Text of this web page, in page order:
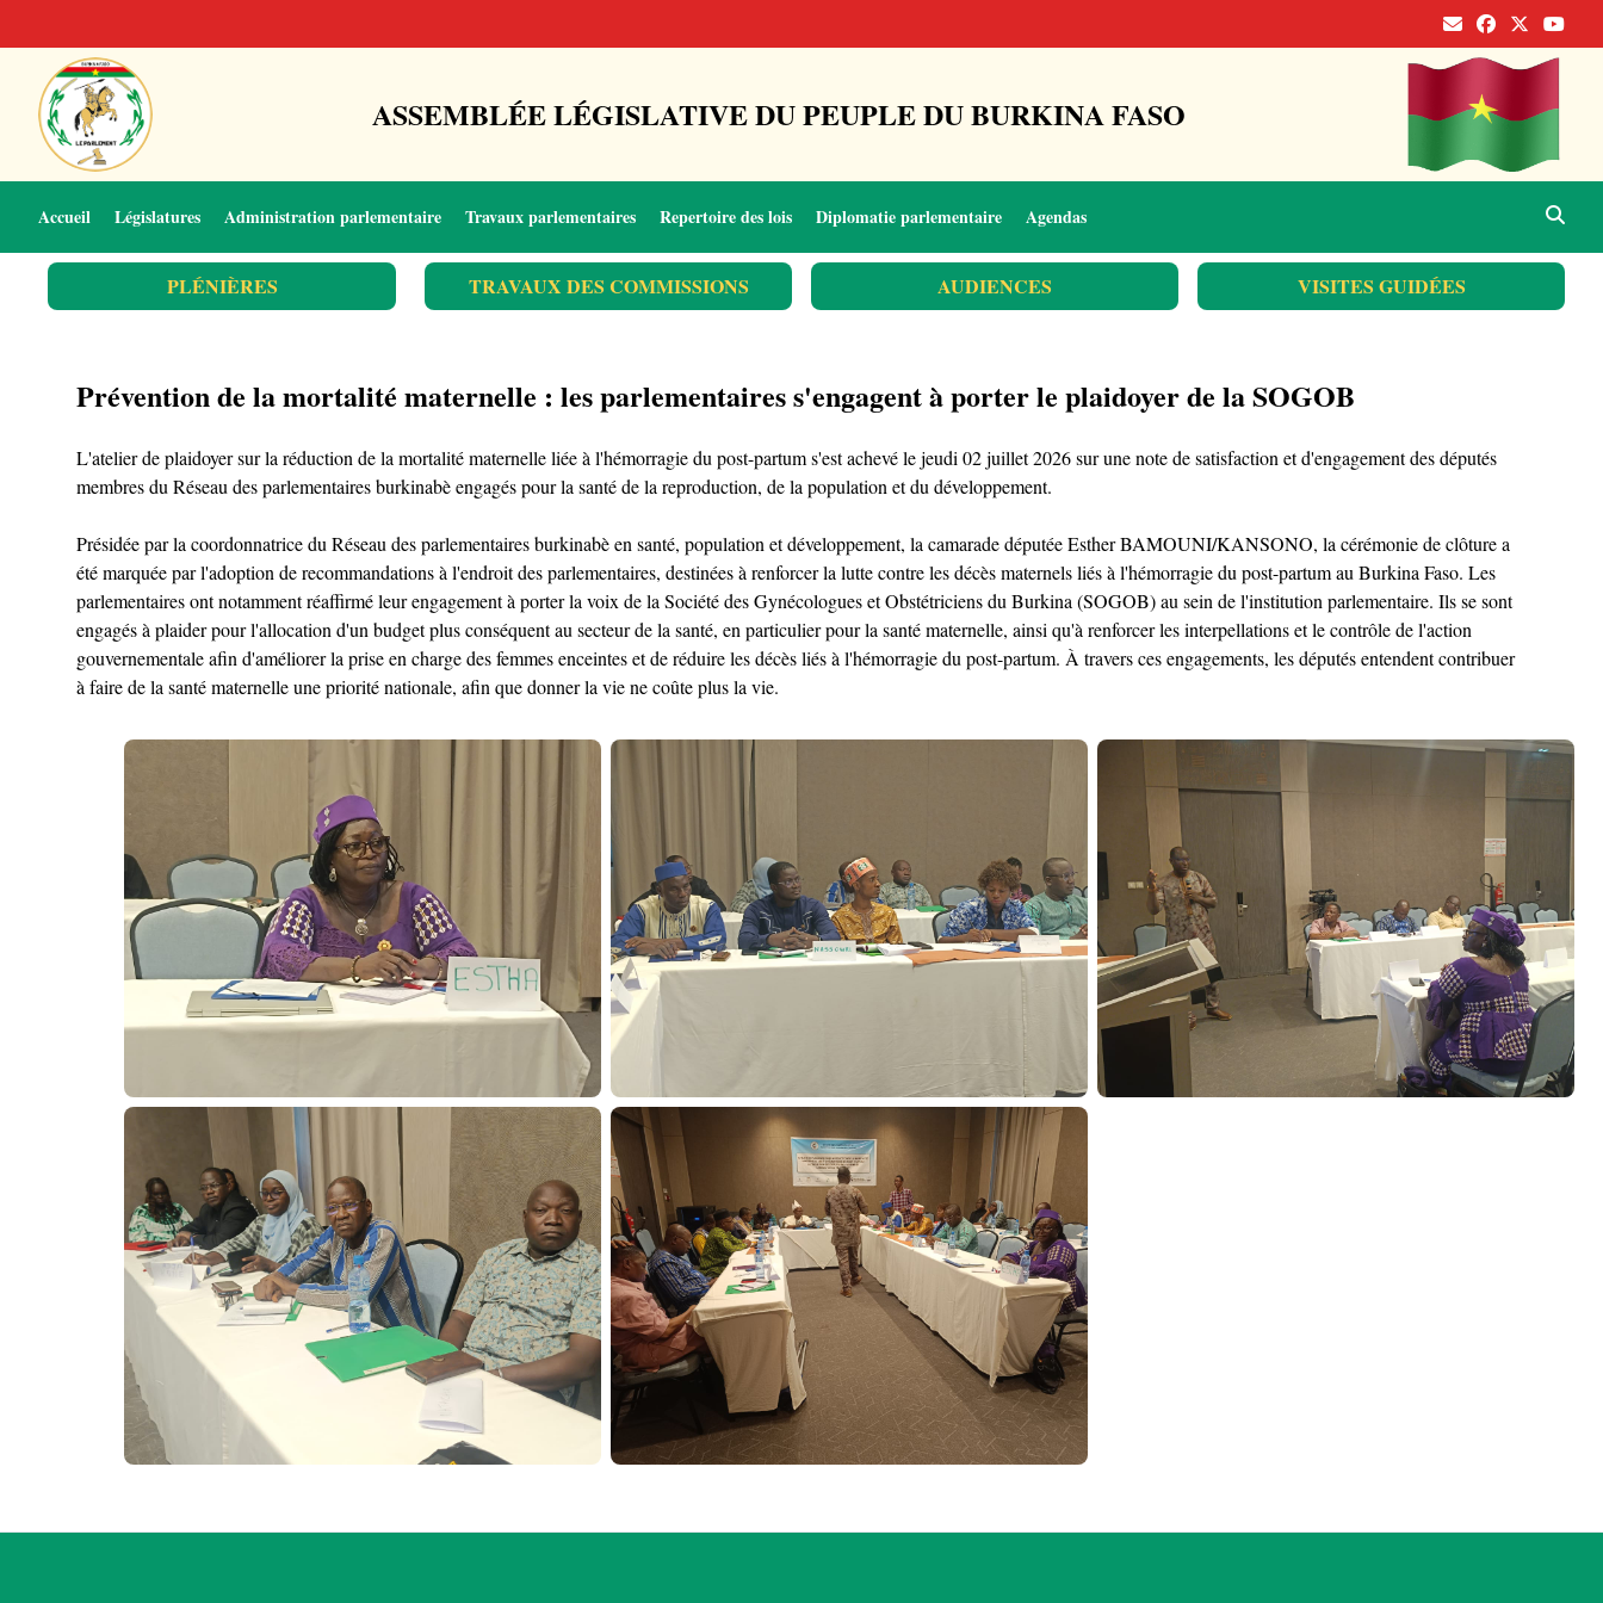
ASSEMBLÉE LÉGISLATIVE DU PEUPLE DU BURKINA FASO
Accueil Législatures Administration parlementaire Travaux parlementaires Repertoire des lois Diplomatie parlementaire Agendas
PLÉNIÈRES TRAVAUX DES COMMISSIONS AUDIENCES VISITES GUIDÉES
Prévention de la mortalité maternelle : les parlementaires s'engagent à porter le plaidoyer de la SOGOB
L'atelier de plaidoyer sur la réduction de la mortalité maternelle liée à l'hémorragie du post-partum s'est achevé le jeudi 02 juillet 2026 sur une note de satisfaction et d'engagement des députés
membres du Réseau des parlementaires burkinabè engagés pour la santé de la reproduction, de la population et du développement.
Présidée par la coordonnatrice du Réseau des parlementaires burkinabè en santé, population et développement, la camarade députée Esther BAMOUNI/KANSONO, la cérémonie de clôture a
été marquée par l'adoption de recommandations à l'endroit des parlementaires, destinées à renforcer la lutte contre les décès maternels liés à l'hémorragie du post-partum au Burkina Faso. Les
parlementaires ont notamment réaffirmé leur engagement à porter la voix de la Société des Gynécologues et Obstétriciens du Burkina (SOGOB) au sein de l'institution parlementaire. Ils se sont
engagés à plaider pour l'allocation d'un budget plus conséquent au secteur de la santé, en particulier pour la santé maternelle, ainsi qu'à renforcer les interpellations et le contrôle de l'action
gouvernementale afin d'améliorer la prise en charge des femmes enceintes et de réduire les décès liés à l'hémorragie du post-partum. À travers ces engagements, les députés entendent contribuer
à faire de la santé maternelle une priorité nationale, afin que donner la vie ne coûte plus la vie.